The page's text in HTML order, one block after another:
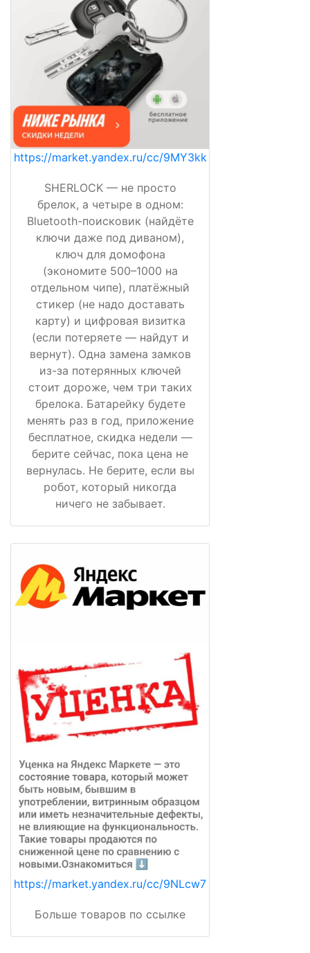
https://market.yandex.ru/cc/9MY3kk
SHERLOCK — не просто
брелок, а четыре в одном:
Bluetooth-поисковик (найдёте
ключи даже под диваном),
ключ для домофона
(экономите 500–1000 на
отдельном чипе), платёжный
стикер (не надо доставать
карту) и цифровая визитка
(если потеряете — найдут и
вернут). Одна замена замков
из-за потерянных ключей
стоит дороже, чем три таких
брелока. Батарейку будете
менять раз в год, приложение
бесплатное, скидка недели —
берите сейчас, пока цена не
вернулась. Не берите, если вы
робот, который никогда
ничего не забывает.
https://market.yandex.ru/cc/9NLcw7
Больше товаров по ссылке